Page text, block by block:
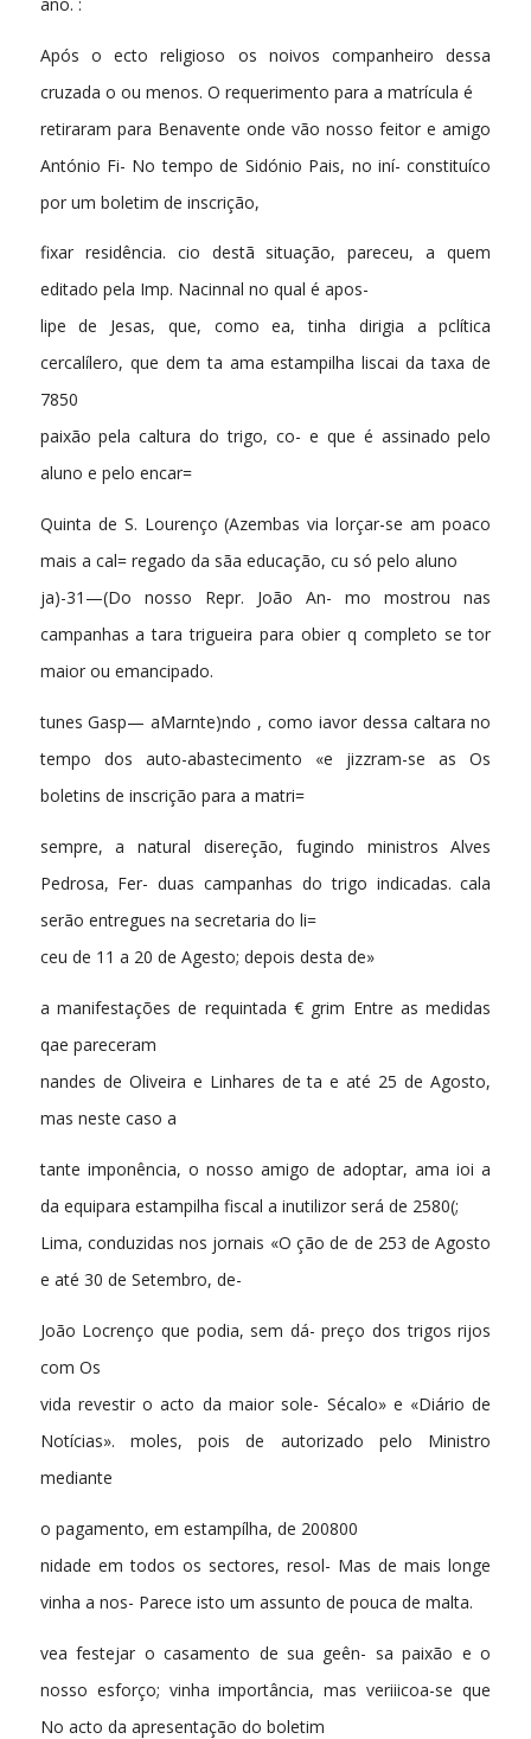
Após o ecto religioso os noivos companheiro dessa
cruzada o ou menos. O requerimento para a matrícula é
retiraram para Benavente onde vão nosso feitor e amigo
António Fi- No tempo de Sidónio Pais, no iní- constituíco
por um boletim de inscrição,
fixar residência. cio destã situação, pareceu, a quem
editado pela Imp. Nacinnal no qual é apos-
lipe de Jesas, que, como ea, tinha dirigia a pclítica
cercalílero, que dem ta ama estampilha liscai da taxa de
7850
paixão pela caltura do trigo, co- e que é assinado pelo
aluno e pelo encar=
Quinta de S. Lourenço (Azembas via lorçar-se am poaco
mais a cal= regado da sãa educação, cu só pelo aluno
ja)-31—(Do nosso Repr. João An- mo mostrou nas
campanhas a tara trigueira para obier q completo se tor
maior ou emancipado.
tunes Gasp— aMarnte)ndo , como iavor dessa caltara no
tempo dos auto-abastecimento «e jizzram-se as Os
boletins de inscrição para a matri=
sempre, a natural disereção, fugindo ministros Alves
Pedrosa, Fer- duas campanhas do trigo indicadas. cala
serão entregues na secretaria do li=
ceu de 11 a 20 de Agesto; depois desta de»
a manifestações de requintada € grim Entre as medidas
qae pareceram
nandes de Oliveira e Linhares de ta e até 25 de Agosto,
mas neste caso a
tante imponência, o nosso amigo de adoptar, ama ioi a
da equipara estampilha fiscal a inutilizor será de 2580(;
Lima, conduzidas nos jornais «O ção de de 253 de Agosto
e até 30 de Setembro, de-
João Locrenço que podia, sem dá- preço dos trigos rijos
com Os
vida revestir o acto da maior sole- Sécalo» e «Diário de
Notícias». moles, pois de autorizado pelo Ministro
mediante
o pagamento, em estampílha, de 200800
nidade em todos os sectores, resol- Mas de mais longe
vinha a nos- Parece isto um assunto de pouca de malta.
vea festejar o casamento de sua geên- sa paixão e o
nosso esforço; vinha importância, mas veriiicoa-se que
No acto da apresentação do boletim